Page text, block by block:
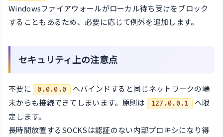
Windowsファイアウォールがローカル待ち受けをブロック
することもあるため、必要に応じて例外を追加します。
セキュリティ上の注意点
不要に 0.0.0.0
へバインドすると同じネットワークの端
末からも接続できてしまいます。原則は
127.0.0.1
へ限
定します。
長時間放置するSOCKSは認証のない内部プロキシになり得